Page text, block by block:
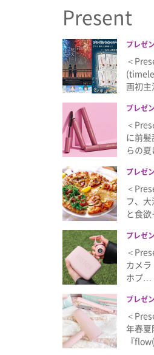
Present
プレゼ
＜
画初
プレゼ
＜
に前
らの
プレゼ
＜
フ、
と食
プレゼ
＜
カメ
ホプ…
プレゼ
＜
年春夏
『